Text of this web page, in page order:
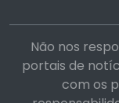
Não nos
portais de
com os